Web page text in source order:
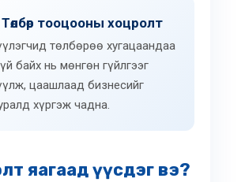
Төлбөр тооцооны хоцролт
төлбөрөө хугацаандаа
байх нь мөнгөн гүйлгээг
цаашлаад бизнесийг
хүргэж чадна.
яагаад үүсдэг вэ?